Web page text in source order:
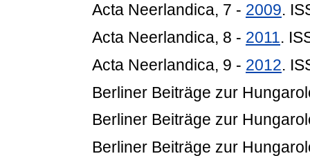
Acta Neerlandica, 7 - 2009.
Acta Neerlandica, 8 - 2011.
Acta Neerlandica, 9 - 2012.
Berliner Beiträge zur
Berliner Beiträge zur
Berliner Beiträge zur